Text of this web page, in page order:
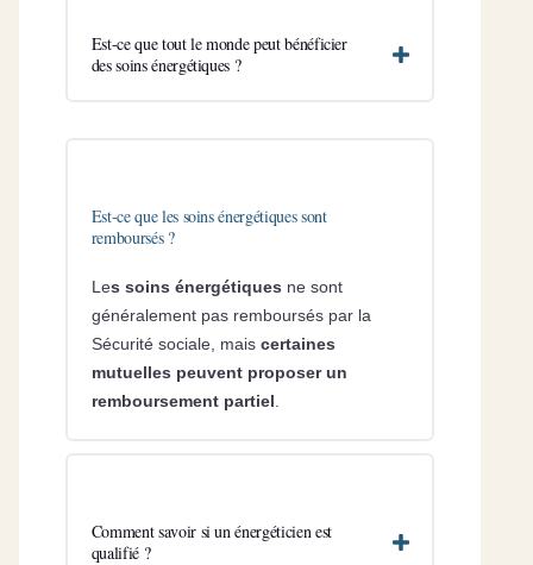
Est-ce que tout le monde peut bénéficier
des soins énergétiques ?
Est-ce que les soins énergétiques sont
remboursés ?
Les soins énergétiques ne sont
généralement pas remboursés par la
Sécurité sociale, mais certaines
mutuelles peuvent proposer un
remboursement partiel
Comment savoir si un énergéticien est
qualifié ?